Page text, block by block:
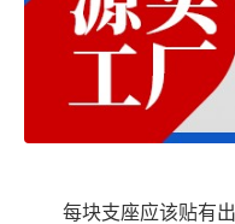
每块支座应该贴有